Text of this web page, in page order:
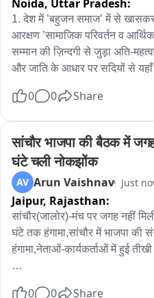
Noida, Uttar Pradesh:
1. देश में ’बहुजन समाज’ में से
आरक्षण ’सामाजिक परिवर्तन व
सम्मान की ज़िन्दगी से जुड़ा अति-
और जाति के आधार पर सदियों से
जाता है जब जातिवादी द्वेष, शोषण,
बल्कि परमपूज्य बाबा साहेब डा.
के पवित्र उद्देश्यों के भी विरुद्ध है,
करनी चाहिये बल्कि सभी को देश व
व निष्ठा के साथ इस पर अमल भी
2. जबकि इस बारे में आरएसएस
कि, ’आरक्षण का जानबूझकर
कड़वाहट भरी है तथा आरक्षण के
देना चाहिये’, वास्तव में यह इनकी
0 0 Share
सांचौर भाजपा की बैठक में
घंटे चली नोकझोंक
AV Arun Vaishnav Just
Jaipur, Rajasthan:
सांचौर(जालोर)-मंच पर जगह नहीं
घंटे तक हंगामा,सांचौर में भाजपा की
हंगामा,नेताओं-कार्यकर्ताओं में हुई
0 0 Share